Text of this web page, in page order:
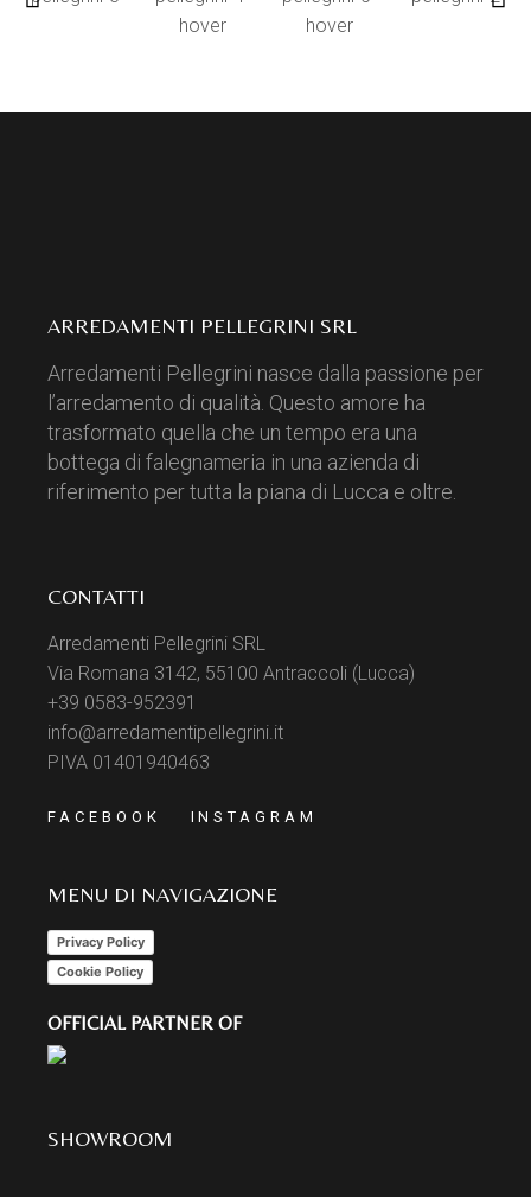
ARREDAMENTI PELLEGRINI SRL
Arredamenti Pellegrini nasce dalla passione per
l’arredamento di qualità. Questo amore ha
trasformato quella che un tempo era una
bottega di falegnameria in una azienda di
riferimento per tutta la piana di Lucca e oltre.
CONTATTI
Arredamenti Pellegrini SRL
Via Romana 3142, 55100 Antraccoli (Lucca)
+39 0583-952391
info@arredamentipellegrini.it
PIVA 01401940463
FACEBOOK INSTAGRAM
MENU DI NAVIGAZIONE
Privacy Policy
Cookie Policy
OFFICIAL PARTNER OF
SHOWROOM